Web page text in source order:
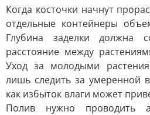
Когда косточки начнут
отдельные контейнеры
Глубина заделки должна
расстояние между
Уход за молодыми
лишь следить за умеренной
как избыток влаги может
Полив нужно проводить